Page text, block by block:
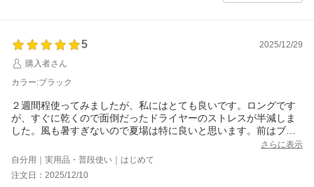
を開始してください。
今後も変わらぬご愛顧のほど、よろしくお願いいたします。
5
2025/12/29
購入者さん
カラー:ブラック
２週間程使ってみましたが、私にはとても良いです。ロングです
が、すぐに乾くので面倒だったドライヤーのストレスが半減しま
した。風も暑すぎないので夏場は特に良いと思います。前はブラ
シをしながら乾かさないとちょっと膨張してましたが、一度ブラ
シをして乾かしても、私の場合はそんなに膨張しないです。音も
今までのがうるさかったので、静かに感じます。買って良かった
です
さらに表示
自分用｜実用品・普段使い｜はじめて
注文日：2025/12/10